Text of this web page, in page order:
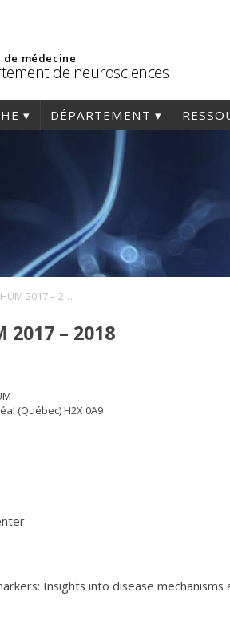
de médecine
de neurosciences
DÉPARTEMENT
Conférences CRCHUM 2017 – 2018
2017 – 2018
(Québec) H2X 0A9
Insights into disease mechanisms